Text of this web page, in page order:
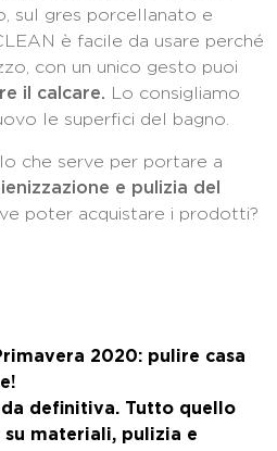
sul gres porcellanato e
è facile da usare perché
con un unico gesto puoi
il calcare. Lo consigliamo
le superfici del bagno.
che serve per portare a
e pulizia del
poter acquistare i prodotti?
2020: pulire casa
definitiva. Tutto quello
su materiali, pulizia e